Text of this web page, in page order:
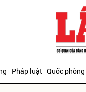
Pháp luật Quốc phòng
Gửi bình luận